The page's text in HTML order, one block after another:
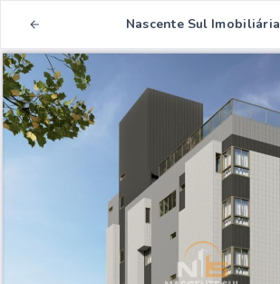
Nascente Sul Imobiliária